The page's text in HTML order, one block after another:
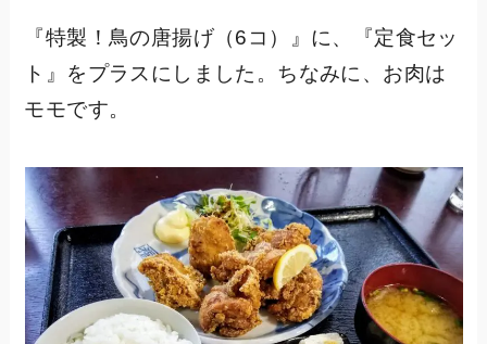
『特製！鳥の唐揚げ（6コ）』に、『定食セッ
ト』をプラスにしました。ちなみに、お肉は
モモです。